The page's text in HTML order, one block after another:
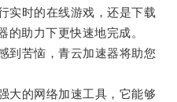
时的在线游戏，还是下载
的助力下更快速地完成。
苦恼，青云加速器将助您
的网络加速工具，它能够